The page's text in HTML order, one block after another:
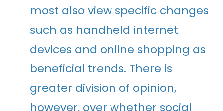
most also view specific changes
such as handheld internet
devices and online shopping as
beneficial trends. There is
greater division of opinion,
however, over whether social